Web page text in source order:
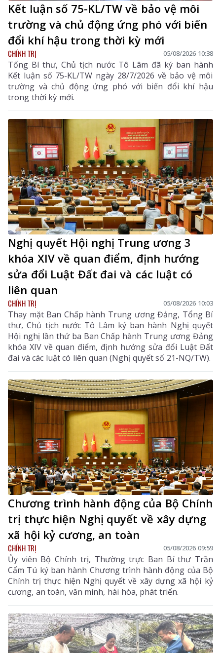
Kết luận số 75-KL/TW về bảo vệ môi
trường và chủ động ứng phó với biến
đổi khí hậu trong thời kỳ mới
CHÍNH TRỊ 05/08/2026 10:38
Tổng Bí thư, Chủ tịch nước Tô Lâm đã ký ban hành
Kết luận số 75-KL/TW ngày 28/7/2026 về bảo vệ môi
trường và chủ động ứng phó với biến đổi khí hậu
trong thời kỳ mới.
Nghị quyết Hội nghị Trung ương 3
khóa XIV về quan điểm, định hướng
sửa đổi Luật Đất đai và các luật có
liên quan
CHÍNH TRỊ 05/08/2026 10:03
Thay mặt Ban Chấp hành Trung ương Đảng, Tổng Bí
thư, Chủ tịch nước Tô Lâm ký ban hành Nghị quyết
Hội nghị lần thứ ba Ban Chấp hành Trung ương Đảng
khóa XIV về quan điểm, định hướng sửa đổi Luật Đất
đai và các luật có liên quan (Nghị quyết số 21-NQ/TW).
Chương trình hành động của Bộ Chính
trị thực hiện Nghị quyết về xây dựng
xã hội kỷ cương, an toàn
CHÍNH TRỊ 05/08/2026 09:59
Ủy viên Bộ Chính trị, Thường trực Ban Bí thư Trần
Cẩm Tú ký ban hành Chương trình hành động của Bộ
Chính trị thực hiện Nghị quyết về xây dựng xã hội kỷ
cương, an toàn, văn minh, hài hòa, phát triển.